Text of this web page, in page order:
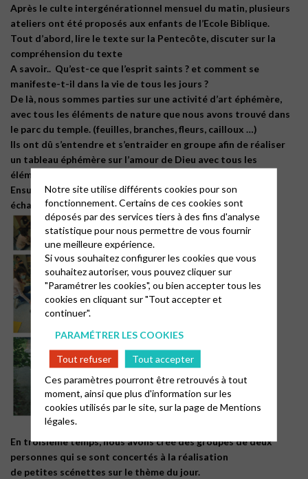
Après le culte intergénérationnel mensuel du matin, plusieurs
ateliers ont été proposés aux enfants de l’Ecole Biblique.
Tout d’abord, lire le texte sur la Pentecôte, discuter sur la
compréhension du texte
A savoir.. Qu’est-ce que l’esprit saints ? et comment se
manifeste-t-il dans la vie de tous les jours ?
De là, nous sommes parties sur une activité d’art éphémère,
avec tous les éléments de nature que nous avons trouvé dans
le parc du temple. (feuilles, branches, fleurs, cailloux …)
Ils ont dû s’entendre et s’entraider en groupe afin de réaliser
un tableau éphémère sur l’amour de Dieu avec tous les
éléments récupérés.
Ensuite, nous avons repris les cahiers afin de noter nos
échanges sur le thème abordé.
En troisième temps, nous avons créé des groupes de deux
personnes qui se sont concertés à la réalisation
de petites scénettes sur le thème du jour.
Notre site utilise différents cookies pour son
fonctionnement. Certains de ces cookies sont
déposés par des services tiers à des fins d'analyse
statistique pour nous permettre de vous fournir
une meilleure expérience.
Si vous souhaitez configurer les cookies que vous
souhaitez autoriser, vous pouvez cliquer sur
"Paramétrer les cookies", ou bien accepter tous les
cookies en cliquant sur "Tout accepter et
continuer".
PARAMÉTRER LES COOKIES
Tout refuser
Tout accepter
Ces paramètres pourront être retrouvés à tout
moment, ainsi que plus d'information sur les
cookies utilisés par le site, sur la page deMentions
légales.